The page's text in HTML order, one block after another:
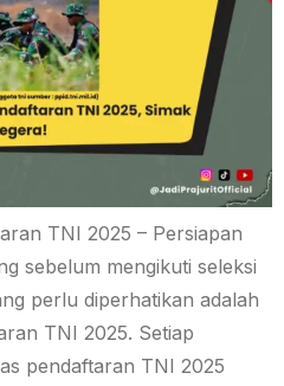
TNI 2025 – Persiapan
sebelum mengikuti seleksi
perlu diperhatikan adalah
TNI 2025. Setiap
pendaftaran TNI 2025